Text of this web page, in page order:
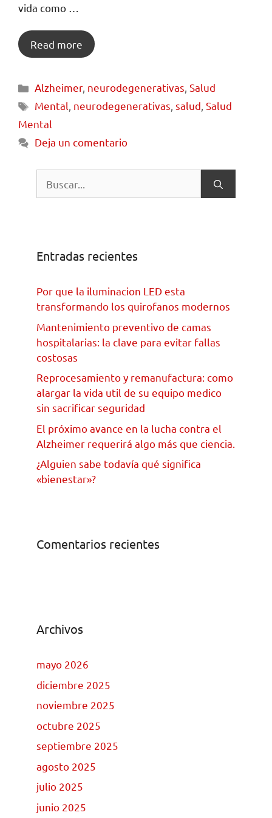
vida como …
Read more
Alzheimer, neurodegenerativas,Salud
Mental, neurodegenerativas,salud,Salud
Mental
Deja un comentario
Entradas recientes
Por que la iluminacion LED esta
transformando los quirofanos modernos
Mantenimiento preventivo de camas
hospitalarias: la clave para evitar fallas
costosas
Reprocesamiento y remanufactura: como
alargar la vida util de su equipo medico
sin sacrificar seguridad
El próximo avance en la lucha contra el
Alzheimer requerirá algo más que ciencia.
¿Alguien sabe todavía qué significa
«bienestar»?
Comentarios recientes
Archivos
mayo 2026
diciembre 2025
noviembre 2025
octubre 2025
septiembre 2025
agosto 2025
julio 2025
junio 2025